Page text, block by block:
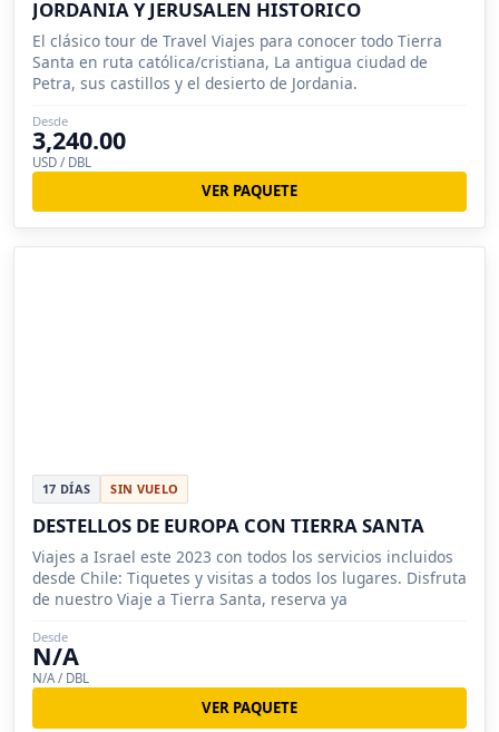
JORDANIA Y JERUSALEN HISTORICO
El clásico tour de Travel Viajes para conocer todo Tierra
Santa en ruta católica/cristiana, La antigua ciudad de
Petra, sus castillos y el desierto de Jordania.
Desde
3,240.00
USD / DBL
VER PAQUETE
17 DÍAS SIN VUELO
DESTELLOS DE EUROPA CON TIERRA SANTA
Viajes a Israel este 2023 con todos los servicios incluidos
desde Chile: Tiquetes y visitas a todos los lugares. Disfruta
de nuestro Viaje a Tierra Santa, reserva ya
Desde
N/A
N/A / DBL
VER PAQUETE